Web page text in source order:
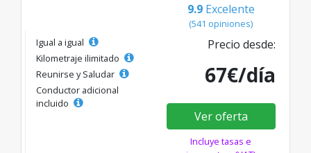
9.9 Excelente
(541 opiniones)
Igual a igual
Kilometraje ilimitado
Reunirse y Saludar
Conductor adicional
incluido
Precio desde:
67€/día
Ver oferta
Incluye tasas e